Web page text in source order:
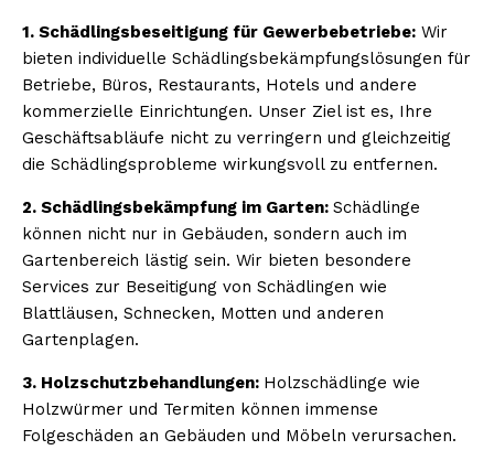
1. Schädlingsbeseitigung für Gewerbebetriebe: Wir
bieten individuelle Schädlingsbekämpfungslösungen für
Betriebe, Büros, Restaurants, Hotels und andere
kommerzielle Einrichtungen. Unser Ziel ist es, Ihre
Geschäftsabläufe nicht zu verringern und gleichzeitig
die Schädlingsprobleme wirkungsvoll zu entfernen.
2. Schädlingsbekämpfung im Garten: Schädlinge
können nicht nur in Gebäuden, sondern auch im
Gartenbereich lästig sein. Wir bieten besondere
Services zur Beseitigung von Schädlingen wie
Blattläusen, Schnecken, Motten und anderen
Gartenplagen.
3. Holzschutzbehandlungen: Holzschädlinge wie
Holzwürmer und Termiten können immense
Folgeschäden an Gebäuden und Möbeln verursachen.